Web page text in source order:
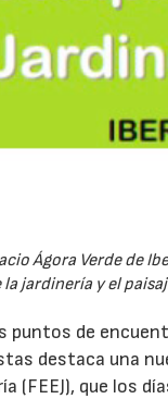
Ágora Verde de
jardinería y el
puntos de
destaca una
(FEEJ), que los